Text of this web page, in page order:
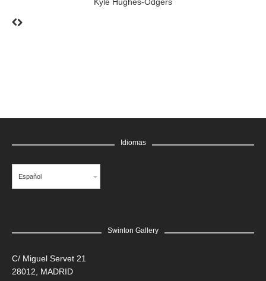
Idiomas
Español
Swinton Gallery
C/ Miguel Servet 21
28012, MADRID